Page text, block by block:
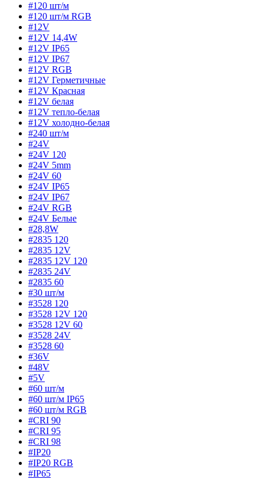
#120 шт/м
#120 шт/м RGB
#12V
#12V 14,4W
#12V IP65
#12V IP67
#12V RGB
#12V Герметичные
#12V Красная
#12V белая
#12V тепло-белая
#12V холодно-белая
#240 шт/м
#24V
#24V 120
#24V 5mm
#24V 60
#24V IP65
#24V IP67
#24V RGB
#24V Белые
#28,8W
#2835 120
#2835 12V
#2835 12V 120
#2835 24V
#2835 60
#30 шт/м
#3528 120
#3528 12V 120
#3528 12V 60
#3528 24V
#3528 60
#36V
#48V
#5V
#60 шт/м
#60 шт/м IP65
#60 шт/м RGB
#CRI 90
#CRI 95
#CRI 98
#IP20
#IP20 RGB
#IP65